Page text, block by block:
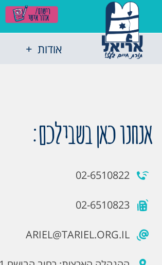
אודות
אנחנו כאן בשבילכם:
02-6510822
02-6510823
ARIEL@TARIEL.ORG.IL